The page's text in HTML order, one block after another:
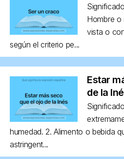
Hombre o
vista o
según el criterio pe...
Estar
de la
humedad. 2. Alimento o bebida
astringent...